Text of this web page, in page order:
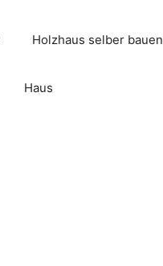
Holzhaus selber bauen
Haus